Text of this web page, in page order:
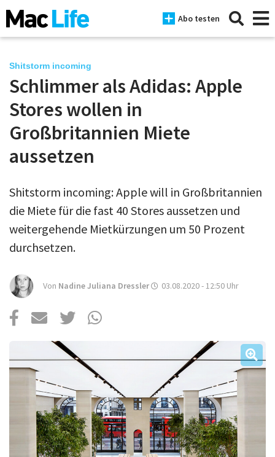
Abo testen
News
iPhone
Mac
Tests
Tipps
Magazine
Über uns
Podcast
Mac Life+
Anmelden
Shitstorm incoming
Schlimmer als Adidas: Apple
Stores wollen in
Großbritannien Miete
aussetzen
Shitstorm incoming: Apple will in Großbritannien
die Miete für die fast 40 Stores aussetzen und
weitergehende Mietkürzungen um 50 Prozent
durchsetzen.
Von Nadine Juliana Dressler 03.08.2020 - 12:50 Uhr